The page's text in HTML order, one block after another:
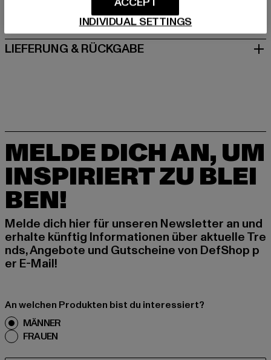
PFLEGEHINWEISE
LIEFERUNG & RÜCKGABE
MELDE DICH AN, UM
INSPIRIERT ZU BLEI
BEN!
Melde dich hier für unseren Newsletter an und
erhalte künftig Informationen über aktuelle Tre
nds, Angebote und Gutscheine von DefShop p
er E-Mail!
An welchen Produkten bist du interessiert?
MÄNNER
FRAUEN
INDIVIDUAL SETTINGS